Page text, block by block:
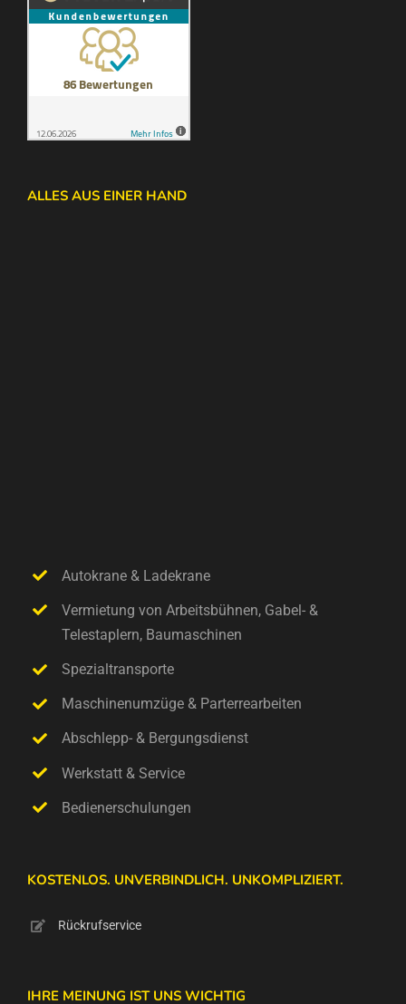
ALLES AUS EINER HAND
Autokrane & Ladekrane
Vermietung von Arbeitsbühnen, Gabel- &
Telestaplern, Baumaschinen
Spezialtransporte
Maschinenumzüge & Parterrearbeiten
Abschlepp- & Bergungsdienst
Werkstatt & Service
Bedienerschulungen
KOSTENLOS. UNVERBINDLICH. UNKOMPLIZIERT.
Rückrufservice
IHRE MEINUNG IST UNS WICHTIG